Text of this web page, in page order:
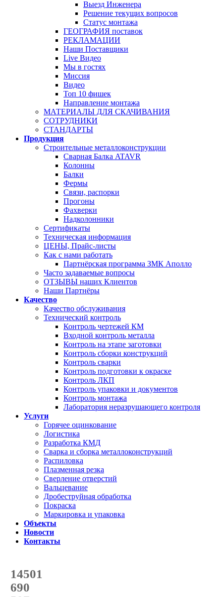
Выезд Инженера
Решение текущих вопросов
Статус монтажа
ГЕОГРАФИЯ поставок
РЕКЛАМАЦИИ
Наши Поставщики
Live Видео
Мы в гостях
Миссия
Видео
Топ 10 фишек
Направление монтажа
МАТЕРИАЛЫ ДЛЯ СКАЧИВАНИЯ
СОТРУДНИКИ
СТАНДАРТЫ
Продукция
Строительные металлоконструкции
Сварная Балка ATAVR
Колонны
Балки
Фермы
Связи, распорки
Прогоны
Фахверки
Надколонники
Сертификаты
Техническая информация
ЦЕНЫ, Прайс-листы
Как с нами работать
Партнёрская программа ЗМК Аполло
Часто задаваемые вопросы
ОТЗЫВЫ наших Клиентов
Наши Партнёры
Качество
Качество обслуживания
Технический контроль
Контроль чертежей КМ
Входной контроль металла
Контроль на этапе заготовки
Контроль сборки конструкций
Контроль сварки
Контроль подготовки к окраске
Контроль ЛКП
Контроль упаковки и документов
Контроль монтажа
Лаборатория неразрушающего контроля
Услуги
Горячее оцинкование
Логистика
Разработка КМД
Сварка и сборка металлоконструкций
Распиловка
Плазменная резка
Сверление отверстий
Вальцевание
Дробеструйная обработка
Покраска
Маркировка и упаковка
Объекты
Новости
Контакты
14501
с начала года
690
с начала месяца